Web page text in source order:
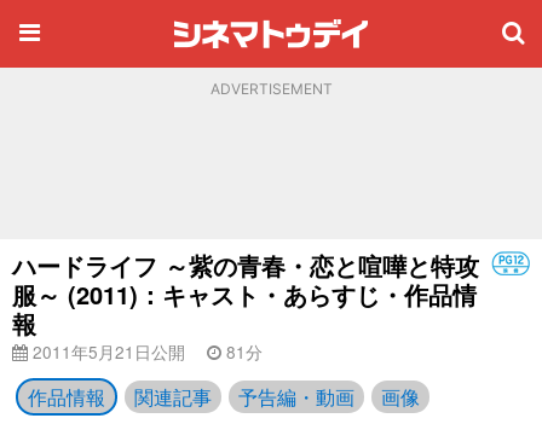
ADVERTISEMENT
ハードライフ ～紫の青春・恋と喧嘩と特攻
服～ (2011)：キャスト・あらすじ・作品情
報
2011年5月21日公開 81分
作品情報 関連記事 予告編・動画 画像